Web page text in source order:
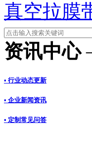
真空拉膜
资讯中心
• 行业动态更新
• 企业新闻资讯
• 定制常见问答